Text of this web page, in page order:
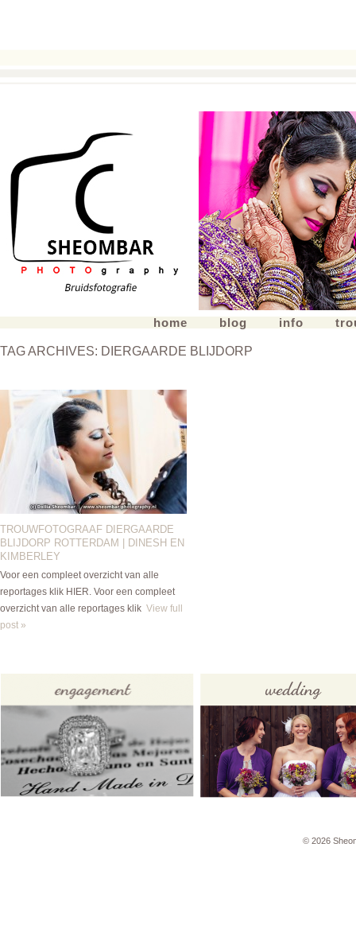
home blog info
TAG ARCHIVES: DIERGAARDE BLIJDORP
TROUWFOTOGRAAF DIERGAARDE
BLIJDORP ROTTERDAM | DINESH EN
KIMBERLEY
Voor een compleet overzicht van alle
reportages klik HIER. Voor een compleet
overzicht van alle reportages klik View full
post »
© 2026